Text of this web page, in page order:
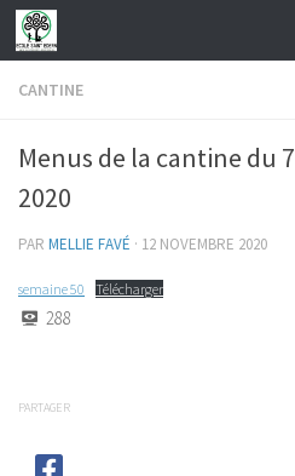
Skip to content
CANTINE
Menus de la cantine du
2020
PAR MELLIE FAVÉ · 12 NOVEMBRE 2020
semaine 50 Télécharger
288
PARTAGER